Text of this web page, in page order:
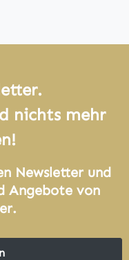
nichts mehr
Newsletter und
Angebote von